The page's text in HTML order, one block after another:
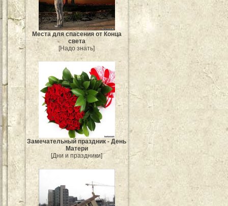
Места для спасения от Конца
света
[Надо знать]
Замечательный праздник - День
Матери
[Дни и праздники]